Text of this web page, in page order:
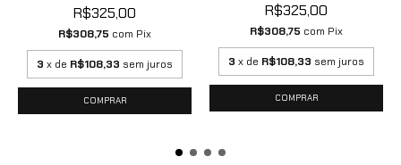
R$325,00
R$308,75 com Pix
3 x de R$108,33 sem juros
R$325,00
R$308,75 com Pix
3 x de R$108,33 sem juros